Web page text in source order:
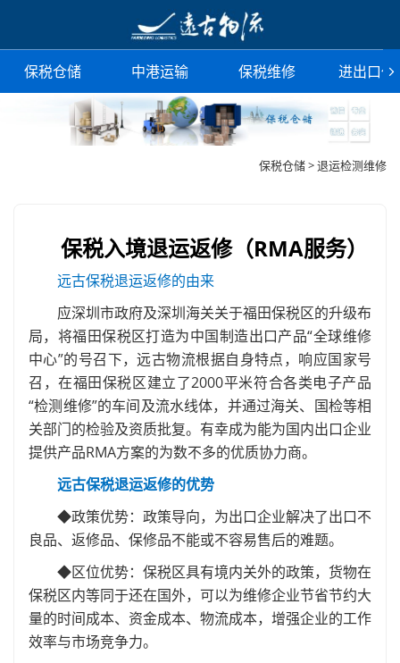
保税仓储 中港运输 保税维修 进出口代
保税仓储 > 退运检测维修
保税入境退运返修（RMA服务）
远古保税退运返修的由来
应深圳市政府及深圳海关关于福田保税区的升级布
局，将福田保税区打造为中国制造出口产品“全球维修
中心”的号召下，远古物流根据自身特点，响应国家号
召，在福田保税区建立了2000平米符合各类电子产品
“检测维修”的车间及流水线体，并通过海关、国检等相
关部门的检验及资质批复。有幸成为能为国内出口企业
提供产品RMA方案的为数不多的优质协力商。
远古保税退运返修的优势
◆政策优势：政策导向，为出口企业解决了出口不
良品、返修品、保修品不能或不容易售后的难题。
◆区位优势：保税区具有境内关外的政策，货物在
保税区内等同于还在国外，可以为维修企业节省节约大
量的时间成本、资金成本、物流成本，增强企业的工作
效率与市场竞争力。